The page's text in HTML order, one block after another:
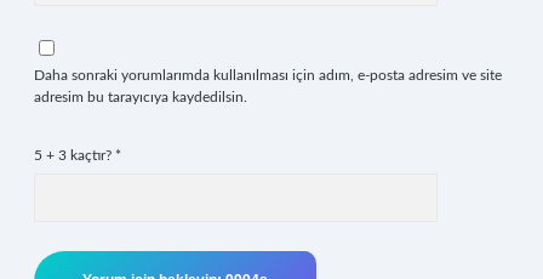
Daha sonraki yorumlarımda kullanılması için adım, e-posta adresim ve site
adresim bu tarayıcıya kaydedilsin.
5 + 3 kaçtır? *